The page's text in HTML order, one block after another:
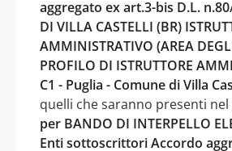
aggregato ex art.3-bis D.L.
DI VILLA CASTELLI (BR)
AMMINISTRATIVO (AREA
PROFILO DI ISTRUTTORE
C1 - Puglia - Comune di Villa
quelli che saranno presenti
per BANDO DI INTERPELLO
Enti sottoscrittori Accordo